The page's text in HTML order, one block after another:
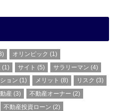
オリンピック (1)
(1) サイト (5) サラリーマン (4)
ョン (1) メリット (8) リスク (3)
産(3) 不動産オーナー (2)
不動産投資ローン (2)